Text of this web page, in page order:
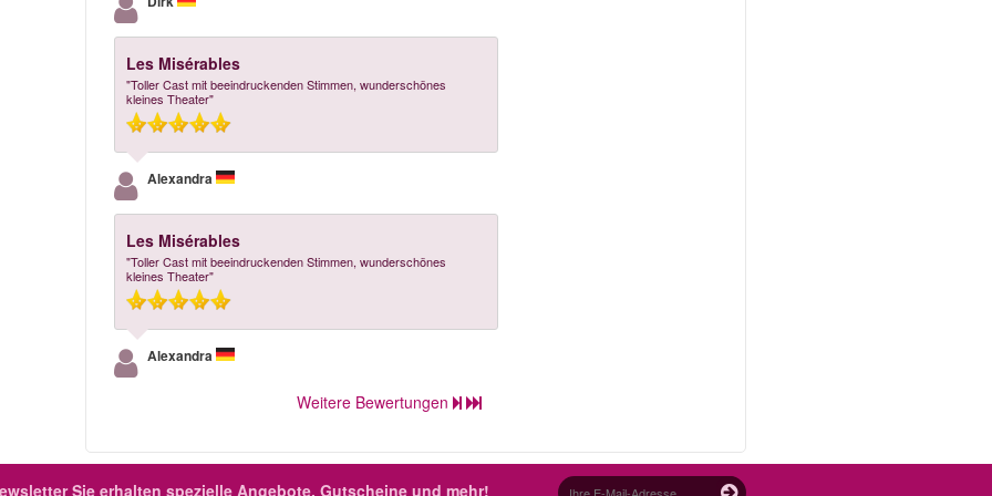
Les Misérables
"Toller Cast mit beeindruckenden Stimmen, wunderschönes
kleines Theater"
Alexandra
Les Misérables
"Toller Cast mit beeindruckenden Stimmen, wunderschönes
kleines Theater"
Alexandra
Weitere Bewertungen
Sie erhalten spezielle Angebote, Gutscheine und mehr!